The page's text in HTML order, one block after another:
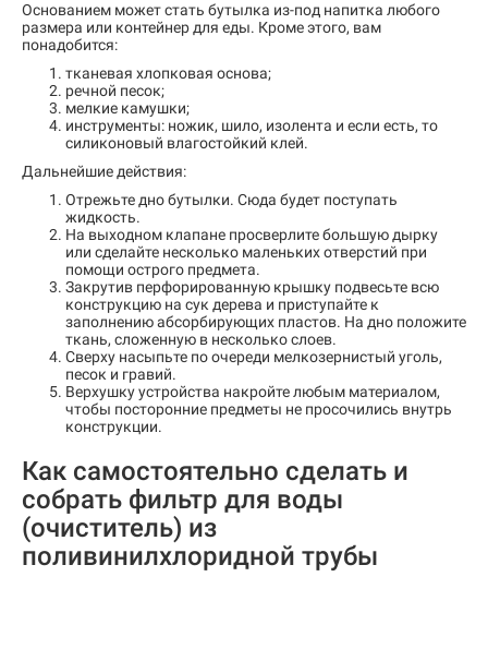
Основанием может стать бутылка из-под напитка любого
размера или контейнер для еды. Кроме этого, вам
понадобится:
тканевая хлопковая основа;
речной песок;
мелкие камушки;
инструменты: ножик, шило, изолента и если есть, то
силиконовый влагостойкий клей.
Дальнейшие действия:
Отрежьте дно бутылки. Сюда будет поступать
жидкость.
На выходном клапане просверлите большую дырку
или сделайте несколько маленьких отверстий при
помощи острого предмета.
Закрутив перфорированную крышку подвесьте всю
конструкцию на сук дерева и приступайте к
заполнению абсорбирующих пластов. На дно положите
ткань, сложенную в несколько слоев.
Сверху насыпьте по очереди мелкозернистый уголь,
песок и гравий.
Верхушку устройства накройте любым материалом,
чтобы посторонние предметы не просочились внутрь
конструкции.
Как самостоятельно сделать и
собрать фильтр для воды
(очиститель) из
поливинилхлоридной трубы